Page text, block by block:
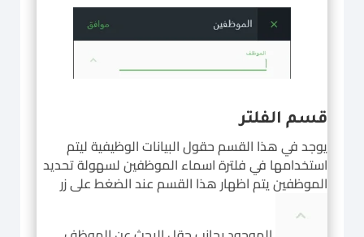
قسم الفلتر
يوجد في هذا القسم حقول البيانات الوظيفية ليتم
استخدامها في فلترة اسماء الموظفين لسهولة تحديد
الموظفينيتم اظهار هذا القسم عند الضغط على زر